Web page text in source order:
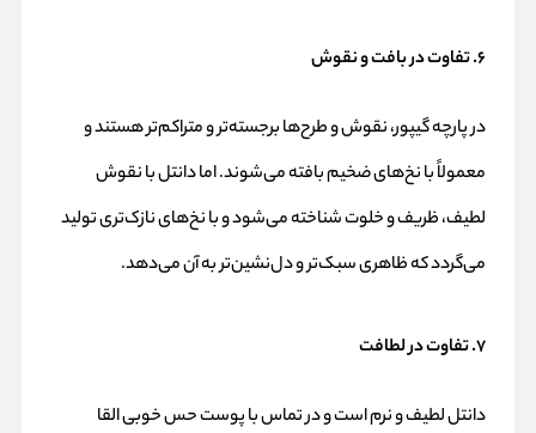
۶. تفاوت در بافت و نقوش
در پارچه گیپور، نقوش و طرح‌ها برجسته‌تر و متراکم‌تر هستند و
معمولاً با نخ‌های ضخیم بافته می‌شوند. اما دانتل با نقوش
لطیف، ظریف و خلوت شناخته می‌شود و با نخ‌های نازک‌تری تولید
می‌گردد که ظاهری سبک‌تر و دل‌نشین‌تر به آن می‌دهد.
۷. تفاوت در لطافت
دانتل لطیف و نرم است و در تماس با پوست حس خوبی القا